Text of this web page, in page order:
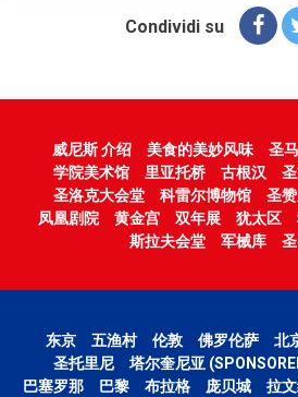
Condividi su
威尼斯 介绍 美食的美妙风味 圣
学院美术馆
里亚托桥 古根汉
圣洛克大会堂
科雷尔博物馆 圣
凤凰剧院
黄金宫 双年展 犹太区
斯拉夫会堂
军械库
东京 五渔村 伦敦 佛罗伦萨 北
圣托里尼
塔尔奎尼亚
巴塞罗那
巴黎 布拉格 庞贝城 拉